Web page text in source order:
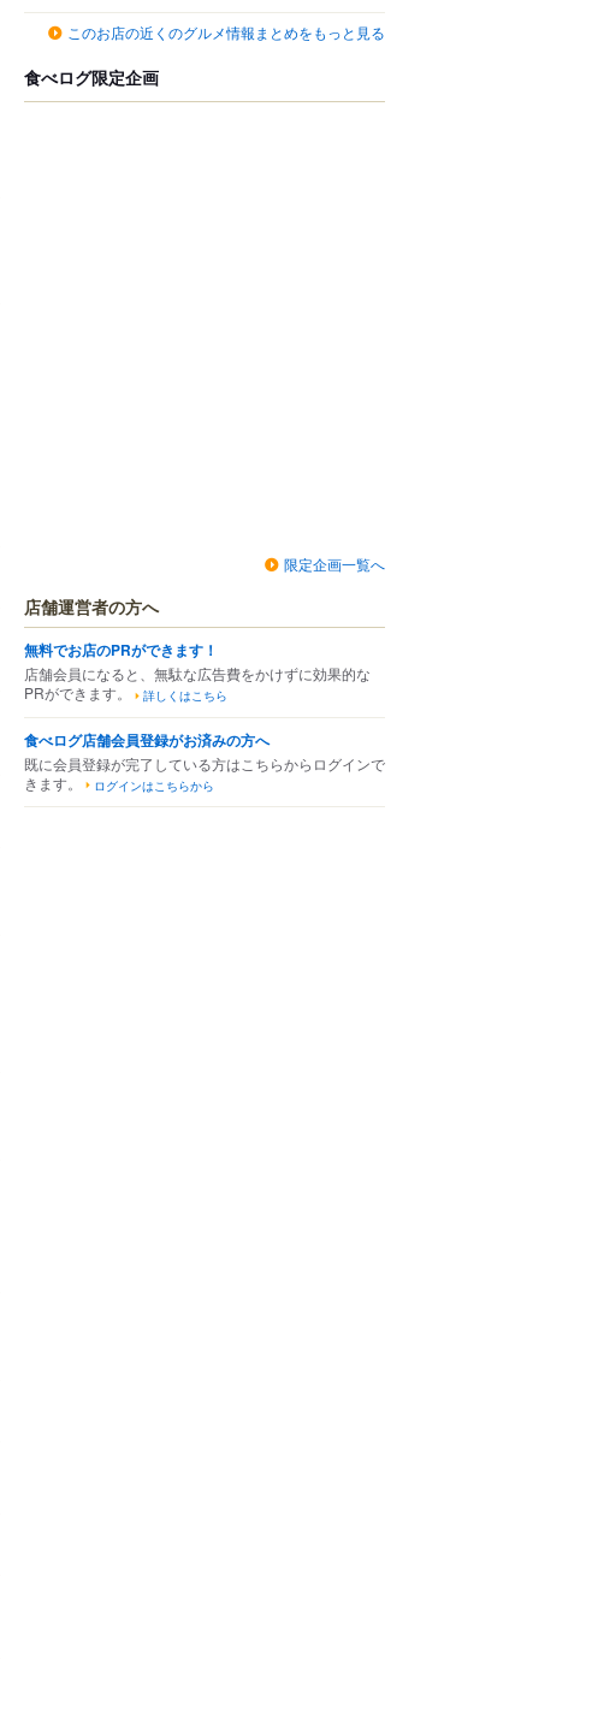
このお店の近くのグルメ情報まとめをもっと見る
食べログ限定企画
限定企画一覧へ
店舗運営者の方へ
無料でお店のPRができます！
店舗会員になると、無駄な広告費をかけずに効果的な
PRができます。
詳しくはこちら
食べログ店舗会員登録がお済みの方へ
既に会員登録が完了している方はこちらからログインで
きます。
ログインはこちらから